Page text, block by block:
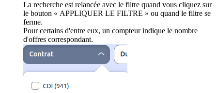
La recherche est relancée avec le filtre quand vous cliquez sur
le bouton « APPLIQUER LE FILTRE » ou quand le filtre se
ferme.
Pour certains d'entre eux, un compteur indique le nombre
d'offres correspondant.